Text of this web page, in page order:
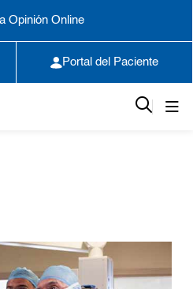
Opinión Online
Portal del Paciente